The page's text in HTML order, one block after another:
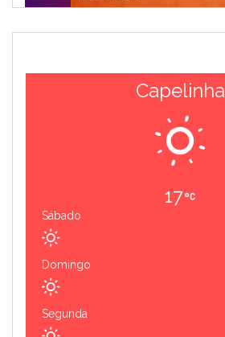
Capelinha
17
Sábado
Domingo
Segunda